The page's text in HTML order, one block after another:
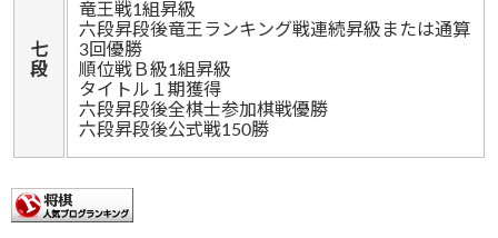
七
段
竜王戦1組昇級
六段昇段後竜王ランキング戦連続昇級または通算
3回優勝
順位戦Ｂ級1組昇級
タイトル１期獲得
六段昇段後全棋士参加棋戦優勝
六段昇段後公式戦150勝